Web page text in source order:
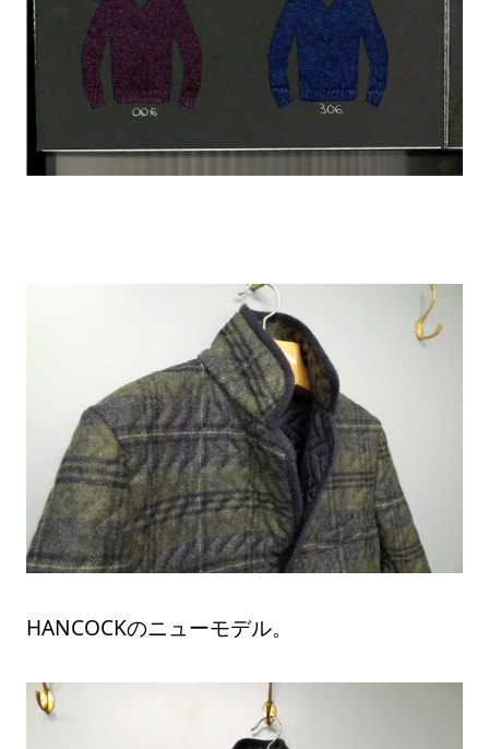
HANCOCKのニューモデル。